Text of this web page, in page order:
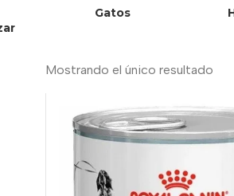
Gatos
Mostrando el único resultado